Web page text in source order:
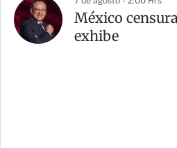
México
exhibe